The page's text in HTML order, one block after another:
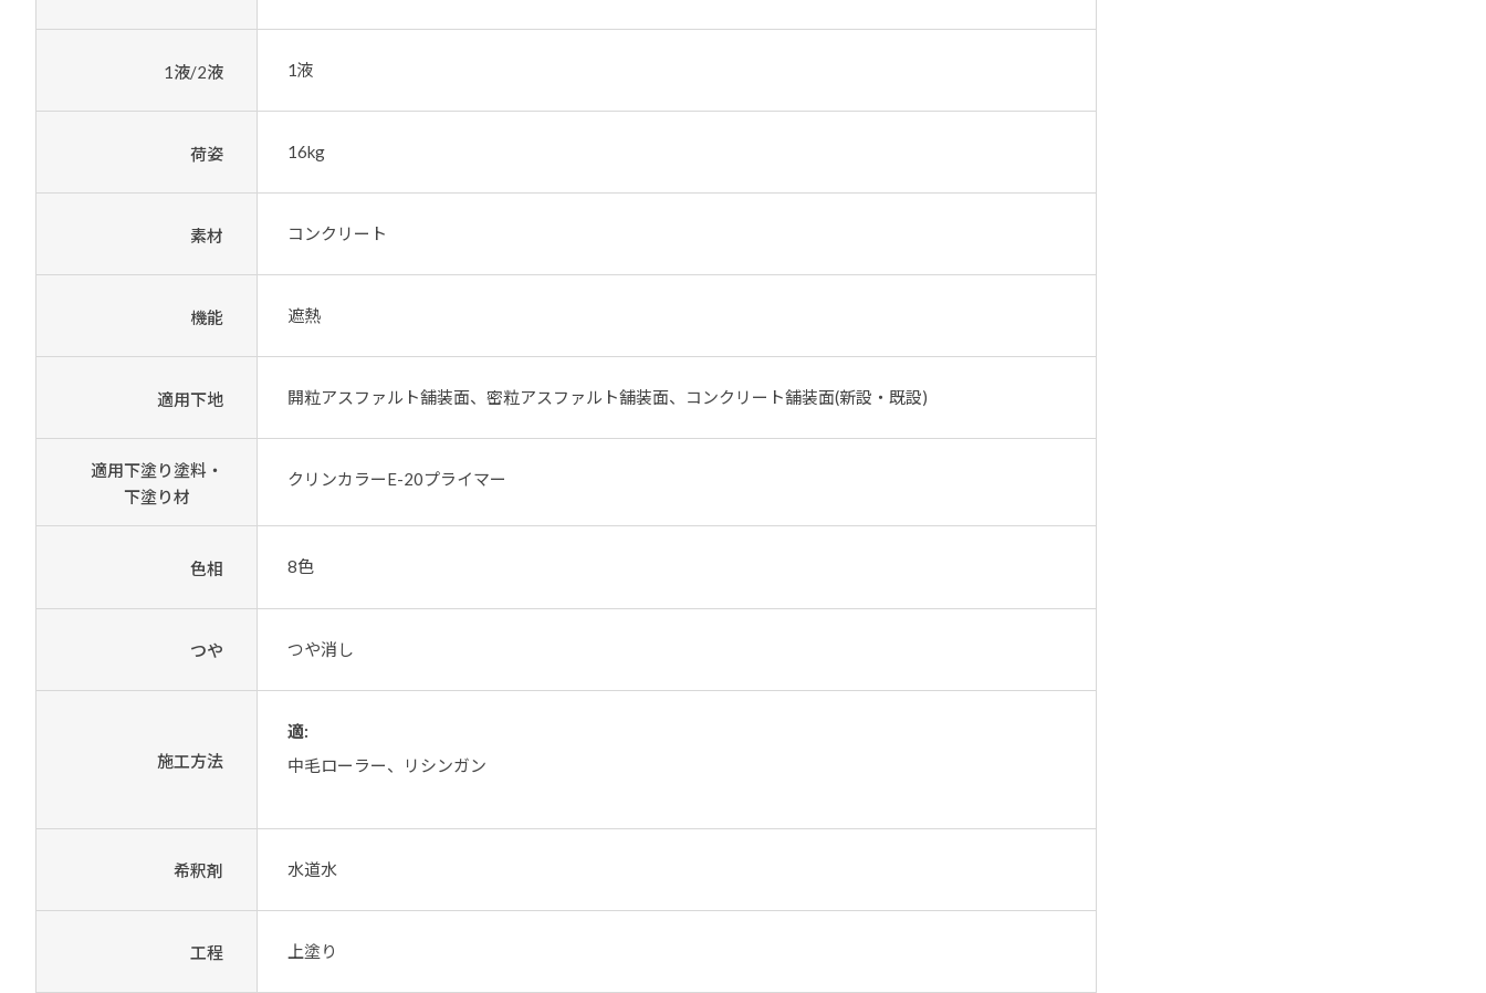
1液/2液 1液
荷姿 16kg
素材 コンクリート
機能 遮熱
適用下地 開粒アスファルト舗装面、密粒アスファルト舗装面、コンクリート舗装面(新設・既設)
適用下塗り塗料・
下塗り材
クリンカラーE-20プライマー
色相 8色
つや つや消し
施工方法
適:
中毛ローラー、リシンガン
希釈剤 水道水
工程 上塗り